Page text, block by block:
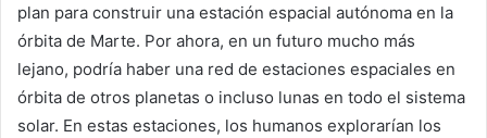
plan para construir una estación espacial autónoma en la
órbita de Marte. Por ahora, en un futuro mucho más
lejano, podría haber una red de estaciones espaciales en
órbita de otros planetas o incluso lunas en todo el sistema
solar. En estas estaciones, los humanos explorarían los